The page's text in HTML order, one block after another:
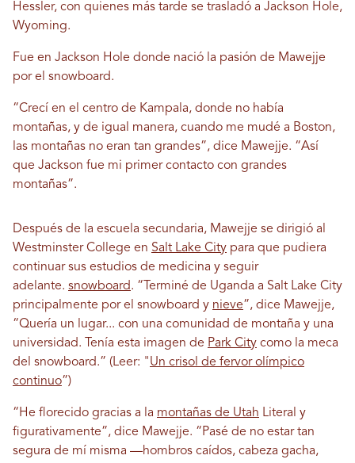
Hessler, con quienes más tarde se trasladó a Jackson Hole,
Wyoming.
Fue en Jackson Hole donde nació la pasión de Mawejje
por el snowboard.
“Crecí en el centro de Kampala, donde no había
montañas, y de igual manera, cuando me mudé a Boston,
las montañas no eran tan grandes”, dice Mawejje. “Así
que Jackson fue mi primer contacto con grandes
montañas”.
Después de la escuela secundaria, Mawejje se dirigió al
Westminster College en Salt Lake City para que pudiera
continuar sus estudios de medicina y seguir
adelante. snowboard. “Terminé de Uganda a Salt Lake City
principalmente por el snowboard y nieve”, dice Mawejje,
“Quería un lugar... con una comunidad de montaña y una
universidad. Tenía esta imagen de Park City como la meca
del snowboard.” (Leer: "Un crisol de fervor olímpico
continuo”)
“He florecido gracias a la montañas de Utah Literal y
figurativamente”, dice Mawejje. “Pasé de no estar tan
segura de mí misma —hombros caídos, cabeza gacha,